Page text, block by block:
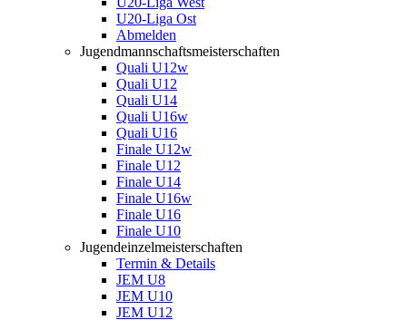
U20-Liga Ost
Abmelden
Jugendmannschaftsmeisterschaften
Quali U12w
Quali U12
Quali U14
Quali U16w
Quali U16
Finale U12w
Finale U12
Finale U14
Finale U16w
Finale U16
Finale U10
Jugendeinzelmeisterschaften
Termin & Details
JEM U8
JEM U10
JEM U12